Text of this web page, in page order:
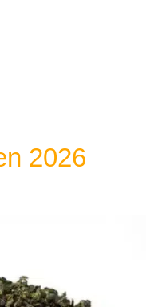
2026